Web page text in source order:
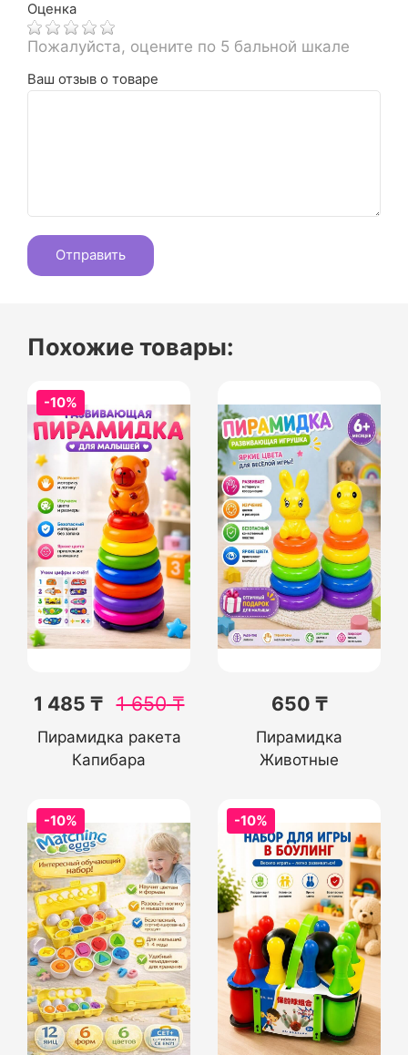
Оценка
Пожалуйста, оцените по 5 бальной шкале
Ваш отзыв о товаре
Похожие товары:
-10%
1 485 ₸ 1 650₸
Пирамидка ракета
Капибара
650 ₸
Пирамидка
Животные
-10% -10%